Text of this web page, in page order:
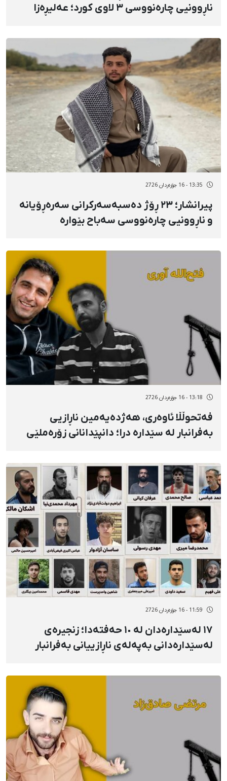
ناڕوونیی چارەنووسی ٣ لاوی کورد؛ عەلیڕەزا
کوهزادیانی
13:35 - 16 جۆزەردان 2726
پیرانشار؛ ٢٣ ڕۆژ دەسبەسەرکرانی سەرەڕۆیانە
و ناڕوونیی چارەنووسی سەباح بێوارە
13:18 - 16 جۆزەردان 2726
فەتحوڵڵا ئاوەری، هەژدەیەمین ناڕازیی
بەفرانبار لە سێدارە درا؛ دانپێدانانی زۆرەملێی
11:59 - 16 جۆزەردان 2726
١٧ لەسێدارەدان لە ١٠ حەفتەدا؛ زنجیرەی
لەسێدارەدانی بەپەلەی ناڕازییانی بەفرانبار